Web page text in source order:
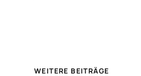
WEITERE BEITRÄGE